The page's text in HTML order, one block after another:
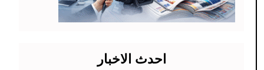
احدث الاخبار